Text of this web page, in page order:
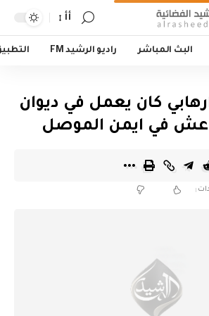
أأ
البث المباشر راديو الرشيد FM
كان يعمل في ديوان
في ايمن الموصل